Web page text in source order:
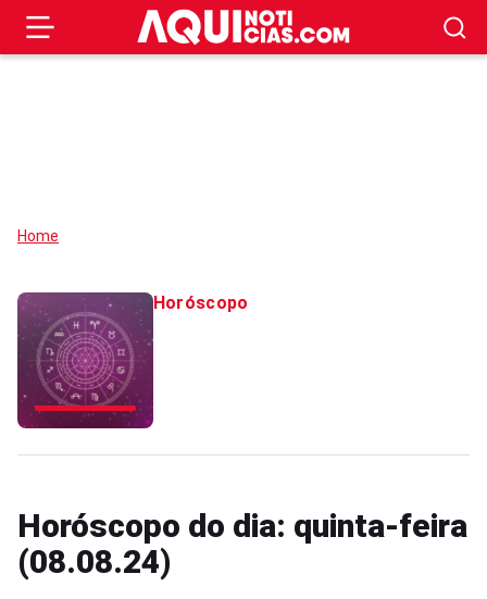
Home
Horóscopo
Horóscopo do dia: quinta-feira
(08.08.24)